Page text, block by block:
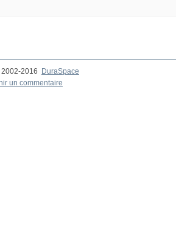
2016
DuraSpace
un commentaire